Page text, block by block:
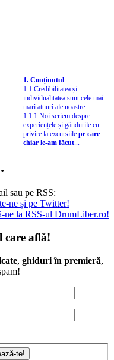
1. Conținutul
1.1 Credibilitatea și
individualitatea sunt cele mai
mari atuuri ale noastre.
1.1.1 Noi scriem despre
experiențele și gândurile cu
privire la excursiile pe care
chiar le-am făcut...
sau pe RSS:
ne și pe Twitter!
ne la RSS-ul DrumLiber.ro!
care află!
, ghiduri în premieră,